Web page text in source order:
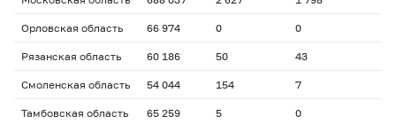
Орловская область 66 974 0 0
Рязанская область 60 186 50 43
Смоленская область 54 044 154 7
Тамбовская область 65 259 5 0